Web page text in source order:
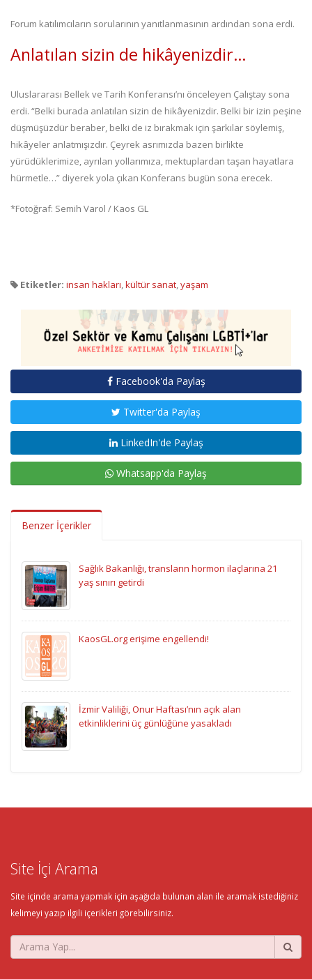
Forum katılımcıların sorularının yanıtlanmasının ardından sona erdi.
Anlatılan sizin de hikâyenizdir…
Uluslararası Bellek ve Tarih Konferansı’nı önceleyen Çalıştay sona
erdi. “Belki burada anlatılan sizin de hikâyenizdir. Belki bir izin peşine
düşmüşüzdür beraber, belki de iz bırakmak için şarkılar söylemiş,
hikâyeler anlatmışızdır. Çeyrek asrımızda bazen birlikte
yürüdüklerimize, ayrılan yollarımıza, mektuplardan taşan hayatlara
hürmetle…” diyerek yola çıkan Konferans bugün sona erecek.
*Fotoğraf: Semih Varol / Kaos GL
Etiketler: insan hakları,kültür sanat,yaşam
Facebook'da Paylaş
Twitter'da Paylaş
LinkedIn'de Paylaş
Whatsapp'da Paylaş
Benzer İçerikler
Sağlık Bakanlığı, transların hormon ilaçlarına 21
yaş sınırı getirdi
KaosGL.org erişime engellendi!
İzmir Valiliği, Onur Haftası’nın açık alan
etkinliklerini üç günlüğüne yasakladı
Site İçi Arama
Site içinde arama yapmak için aşağıda bulunan alan ile aramak istediğiniz
kelimeyi yazıp ilgili içerikleri görebilirsiniz.